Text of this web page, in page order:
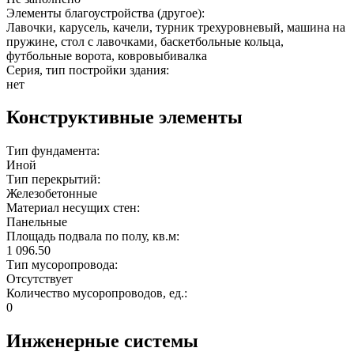
Элементы благоустройства (другое):
Лавочки, карусель, качели, турник трехуровневый, машина на
пружине, стол с лавочками, баскетбольные кольца,
футбольные ворота, ковровыбивалка
Серия, тип постройки здания:
нет
Конструктивные элементы
Тип фундамента:
Иной
Тип перекрытий:
Железобетонные
Материал несущих стен:
Панельные
Площадь подвала по полу, кв.м:
1 096.50
Тип мусоропровода:
Отсутствует
Количество мусоропроводов, ед.:
0
Инженерные системы